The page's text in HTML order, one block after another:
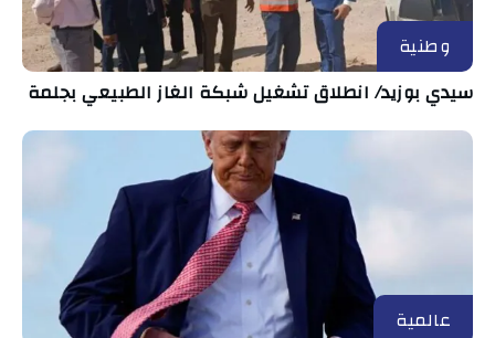
وطنية
سيدي بوزيد/ انطلاق تشغيل شبكة الغاز الطبيعي بجلمة
عالمية